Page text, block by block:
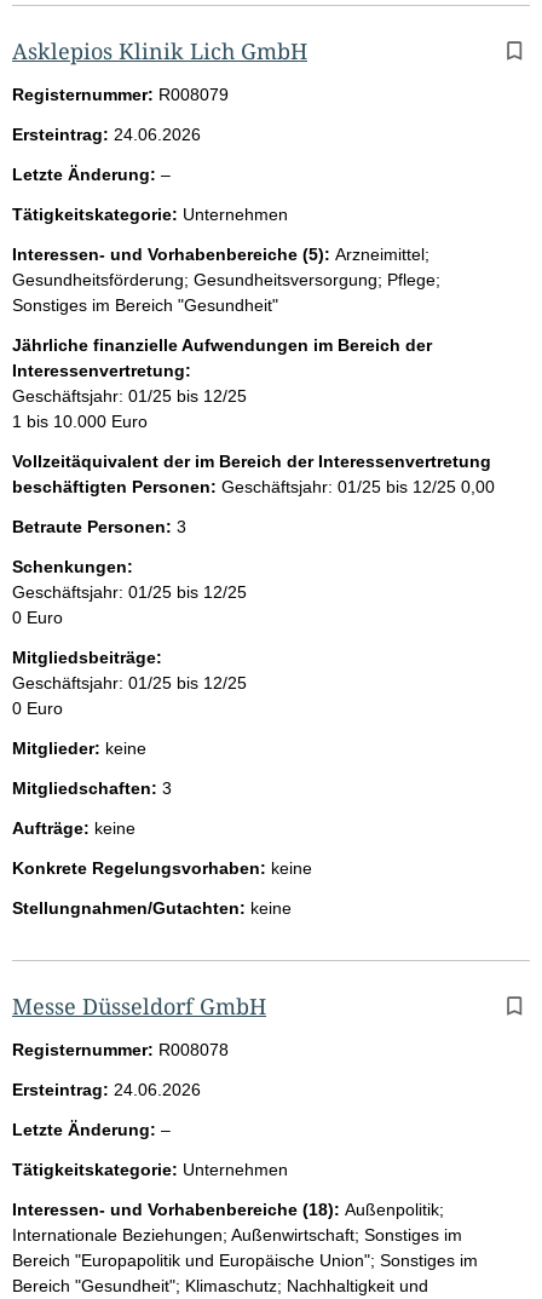
Asklepios Klinik Lich GmbH
Registernummer: R008079
Ersteintrag: 24.06.2026
Letzte Änderung: –l
e
r
Tätigkeitskategorie: Unternehmen
Interessen- und Vorhabenbereiche (5): Arzneimittel;
Gesundheitsförderung; Gesundheitsversorgung; Pflege;
Sonstiges im Bereich "Gesundheit"
Jährliche finanzielle Aufwendungen im Bereich der
Interessenvertretung:
Geschäftsjahr: 01/25 bis 12/25
1 bis 10.000 Euro
Vollzeitäquivalent der im Bereich der Interessenvertretung
beschäftigten Personen: Geschäftsjahr: 01/25 bis 12/25 0,00
Betraute Personen: 3
Schenkungen:
Geschäftsjahr: 01/25 bis 12/25
0 Euro
Mitgliedsbeiträge:
Geschäftsjahr: 01/25 bis 12/25
0 Euro
Mitglieder: keine
Mitgliedschaften: 3
Aufträge: keine
Konkrete Regelungsvorhaben: keine
Stellungnahmen/Gutachten: keine
Messe Düsseldorf GmbH
Registernummer: R008078
Ersteintrag: 24.06.2026
Letzte Änderung: –l
e
r
Tätigkeitskategorie: Unternehmen
Interessen- und Vorhabenbereiche (18): Außenpolitik;
Internationale Beziehungen; Außenwirtschaft; Sonstiges im
Bereich "Europapolitik und Europäische Union"; Sonstiges im
Bereich "Gesundheit"; Klimaschutz; Nachhaltigkeit und